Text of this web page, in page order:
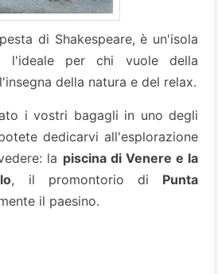
di Shakespeare, è un'isola
l'ideale per chi vuole della
della natura e del relax.
i vostri bagagli in uno degli
dedicarvi all'esplorazione
la piscina di Venere e la
, il promontorio di Punta
il paesino.